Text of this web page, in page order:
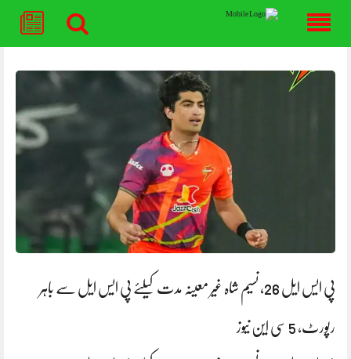
content
پی ایس ایل 26، نسیم شاہ غیر معینہ مدت کیلئے پی ایس ایل سے باہر
رپورٹ، 5 سی این نیوز